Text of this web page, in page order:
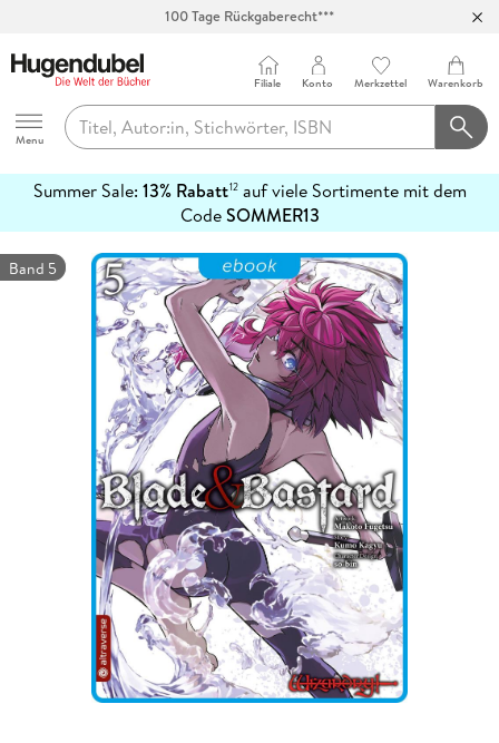
100 Tage Rückgaberecht***
Hugendubel
Menu
Filiale Konto Merkzettel Warenkorb
Summer Sale: 13% Rabatt12auf viele Sortimente mit dem
CodeSOMMER13
erfahren
Band 5